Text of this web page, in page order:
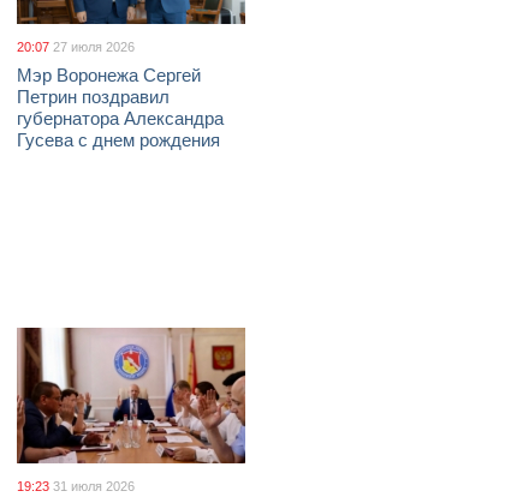
20:07 27 июля 2026
Мэр Воронежа Сергей
Петрин поздравил
губернатора Александра
Гусева с днем рождения
19:23 31 июля 2026